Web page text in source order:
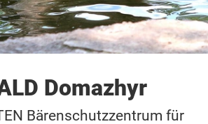
Domazhyr
Bärenschutzzentrum für